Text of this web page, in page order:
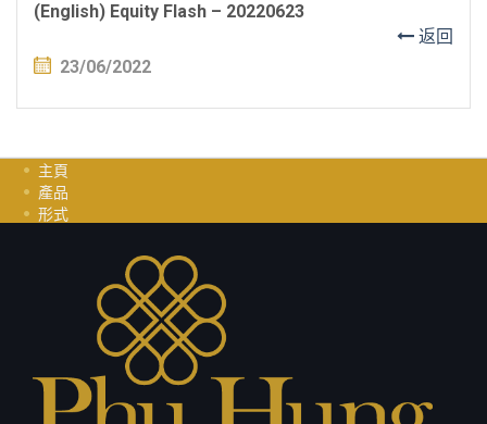
(English) Equity Flash – 20220623
返回
23/06/2022
主頁
產品
形式
隱私政策